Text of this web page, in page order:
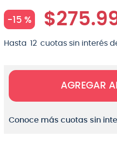
-15 % $275.
Hasta 12 cuotas sin interés
AGREGAR
Conoce más cuotas sin
8.
bateria
9.
micrófono
10. violin